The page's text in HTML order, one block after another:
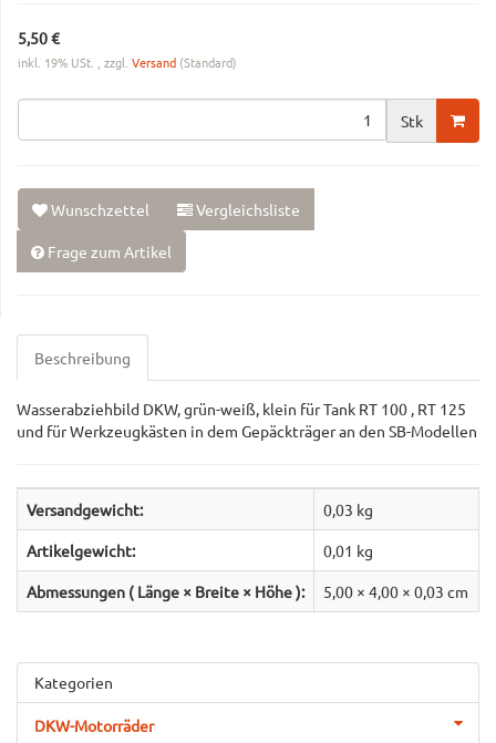
5,50 €
inkl. 19% USt. , zzgl. Versand (Standard)
Stk
Wunschzettel Vergleichsliste
Frage zum Artikel
Beschreibung
Wasserabziehbild DKW, grün-weiß, klein für Tank RT 100 , RT 125
und für Werkzeugkästen in dem Gepäckträger an den SB-Modellen
Versandgewicht: 0,03 kg
Artikelgewicht: 0,01 kg
Abmessungen ( Länge × Breite × Höhe ): 5,00 × 4,00 × 0,03 cm
Kategorien
DKW-Motorräder